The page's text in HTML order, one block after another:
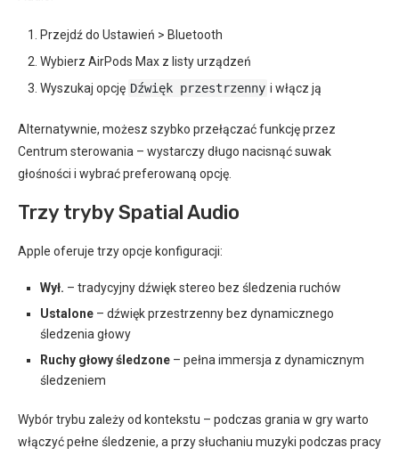
Przejdź do Ustawień > Bluetooth
Wybierz AirPods Max z listy urządzeń
Wyszukaj opcję Dźwięk przestrzenny i włącz ją
Alternatywnie, możesz szybko przełączać funkcję przez
Centrum sterowania – wystarczy długo nacisnąć suwak
głośności i wybrać preferowaną opcję.
Trzy tryby Spatial Audio
Apple oferuje trzy opcje konfiguracji:
Wył. – tradycyjny dźwięk stereo bez śledzenia ruchów
Ustalone – dźwięk przestrzenny bez dynamicznego
śledzenia głowy
Ruchy głowy śledzone – pełna immersja z dynamicznym
śledzeniem
Wybór trybu zależy od kontekstu – podczas grania w gry warto
włączyć pełne śledzenie, a przy słuchaniu muzyki podczas pracy